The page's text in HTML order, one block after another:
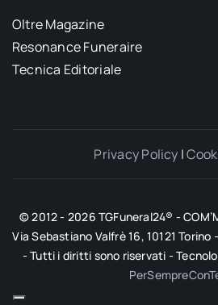
Oltre Magazine
Resonance Funeraire
Tecnica Editoriale
Privacy Policy |
© 2012 - 2026 TGFuneral24® -
Via Sebastiano Valfrè 16, 10121
- Tutti i diritti sono riservati -